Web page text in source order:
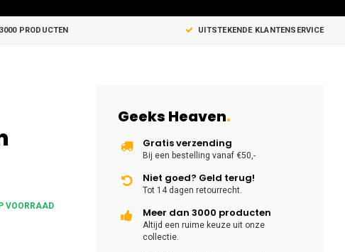
PRODUCTEN UITSTEKENDE KLANTENSERVICE
VOORRAAD
Geeks Heaven.
Gratis verzending
Bij een bestelling vanaf €50,-
Niet goed? Geld terug!
Tot 14 dagen retourrecht.
Meer dan 3000 producten
Altijd een ruime keuze uit onze
collectie.